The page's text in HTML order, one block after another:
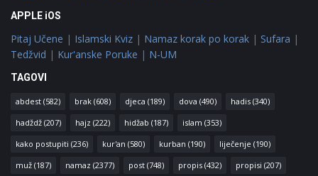
APPLE iOS
Pitaj Učene | Islamski Kviz | Namaz korak po korak | Sufara |
Tedžvid | Kur'anske Poruke | N-UM
TAGOVI
abdest (582) brak (608) djeca (189) dova (490) hadis (340)
hadždž (207) hajz (222) hidžab (187) islam (353)
kako postupiti (236) kur'an (580) kurban (190) liječenje (190)
muž (187) namaz (2377) post (748) propis (432) propisi (207)